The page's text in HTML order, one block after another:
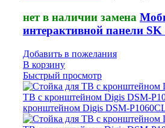
нет в наличии замена
интерактивной панели SK
Добавить в пожелания
В корзину
Быстрый просмотр